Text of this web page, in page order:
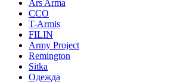
Ars Arma
ССО
T-Armis
FILIN
Army Project
Remington
Sitka
Одежда